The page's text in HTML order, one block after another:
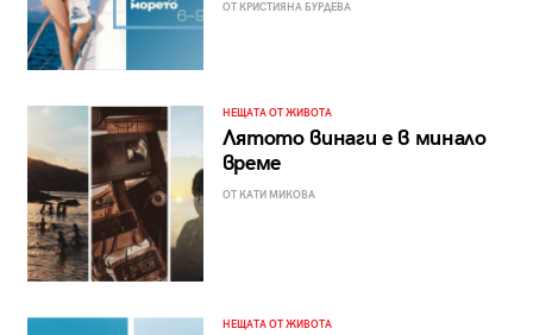
ОТ КРИСТИЯНА БУРДЕВА
НЕЩАТА ОТ ЖИВОТА
Лятото винаги е в минало
време
ОТ КАТИ МИКОВА
НЕЩАТА ОТ ЖИВОТА